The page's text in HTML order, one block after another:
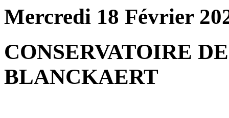
Mercredi 18 Février
CONSERVATOIRE
BLANCKAERT